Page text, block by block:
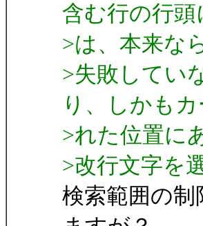
含む行の行
>は、本来な
>失敗してい
り、しかも
>れた位置に
>改行文字を
検索範囲の